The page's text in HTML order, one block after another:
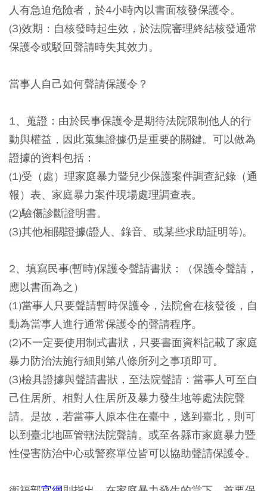
人有急迫危險者，於4小時內以書面核發保護令。
(3)效期：自核發時起生效，於法院審理終結核發通常
保護令或駁回聲請時失其效力。
當事人自己如何聲請保護令？
1、蒐證：由於民事保護令是期待法院限制他人的行
動與權益，因此蒐集證據仍是重要的關鍵。可以做為
證據的資料包括：
(1)受（處）理家庭暴力暨兒少保護案件調查紀錄（通
報）表、家庭暴力案件現場處理調查表。
(2)驗傷診斷證明書。
(3)其他相關證據(證人、錄音、或某些求助証明等)。
2、填寫民事(暫時)保護令聲請書狀：（保護令聲請，
應以書面為之）
(1)當事人只要聲請暫時保護令，法院會在核發後，自
動為當事人進行通常保護令的聲請程序。
(2)不一定要使用制式書狀，只要書面資料記載了家庭
暴力防治法施行細則第八條所列之事項即可。
(3)檢具證據與聲請書狀，至法院聲請：當事人可至自
己住居所、相對人住居所及暴力發生地等處法院聲
請。是故，若當事人原本住在臺中，逃到臺北，則可
以到臺北地區管轄法院聲請。或至各縣市家庭暴力暨
性侵害防治中心或警察單位皆可以協助聲請保護令。